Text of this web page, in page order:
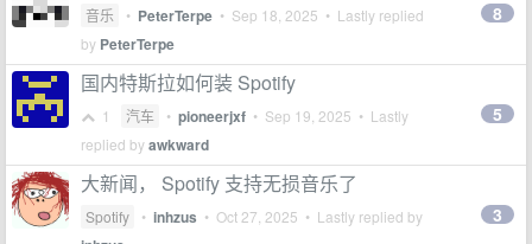
音乐 • PeterTerpe • Sep 18, 2025 • Lastly replied
by PeterTerpe
8
国内特斯拉如何装 Spotify
1 汽车 • pioneerjxf • Sep 19, 2025 • Lastly
replied byawkward
5
大新闻， Spotify 支持无损音乐了
Spotify • inhzus • Oct 27, 2025 • Lastly replied by 3